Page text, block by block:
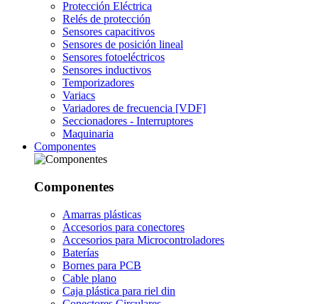
Protección Eléctrica
Relés de protección
Sensores capacitivos
Sensores de posición lineal
Sensores fotoeléctricos
Sensores inductivos
Temporizadores
Variacs
Variadores de frecuencia [VDF]
Seccionadores - Interruptores
Maquinaria
Componentes
Componentes
Amarras plásticas
Accesorios para conectores
Accesorios para Microcontroladores
Baterías
Bornes para PCB
Cable plano
Caja plástica para riel din